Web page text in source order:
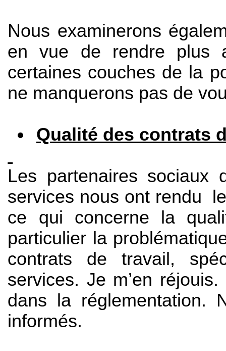
Nous examinerons
en vue de rendre plus
certaines couches de la
ne manquerons pas de
Qualité des contrats
Les partenaires
services nous ont rendu
ce qui concerne la
particulier la
contrats de travail,
services. Je m’en
dans la réglementation.
informés.